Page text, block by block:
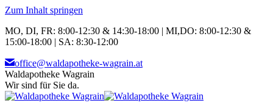
Zum Inhalt springen
MO, DI, FR: 8:00-12:30 & 14:30-18:00 | MI,DO: 8:00-12:30 &
15:00-18:00 | SA: 8:30-12:00
office@waldapotheke-wagrain.at
Waldapotheke Wagrain
Wir sind für Sie da.